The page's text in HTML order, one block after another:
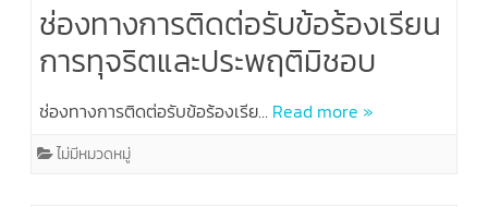
ช่องทางการติดต่อรับข้อร้องเรียน
การทุจริตและประพฤติมิชอบ
ช่องทางการติดต่อรับข้อร้องเรีย… Read more »
ไม่มีหมวดหมู่